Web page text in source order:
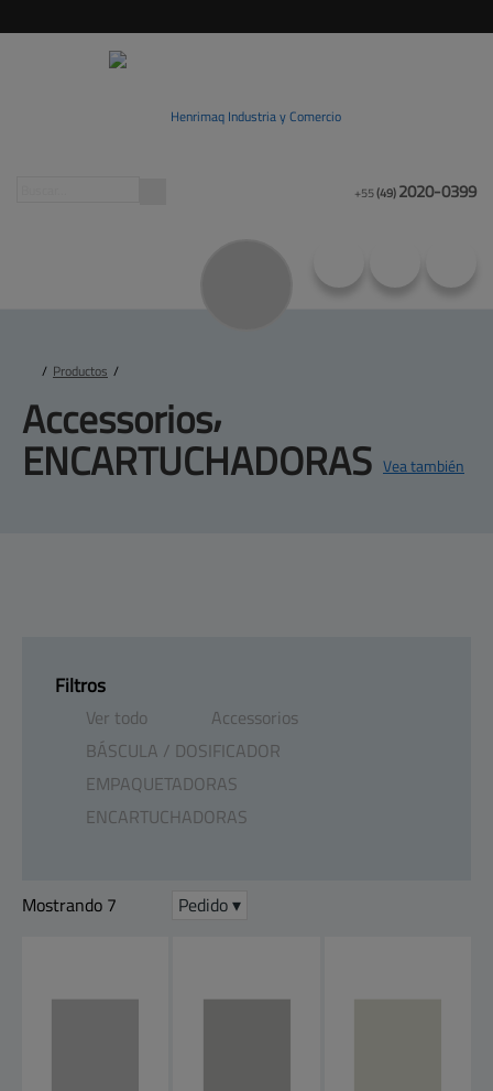
+55(49) 2020-0399
/ Productos /
ENCARTUCHADORAS Vea también
Filtros
Ver todo
Accessorios
BÁSCULA ​/​ DOSIFICADOR
EMPAQUETADORAS
ENCARTUCHADORAS
Mostrando 7 Pedido ▾